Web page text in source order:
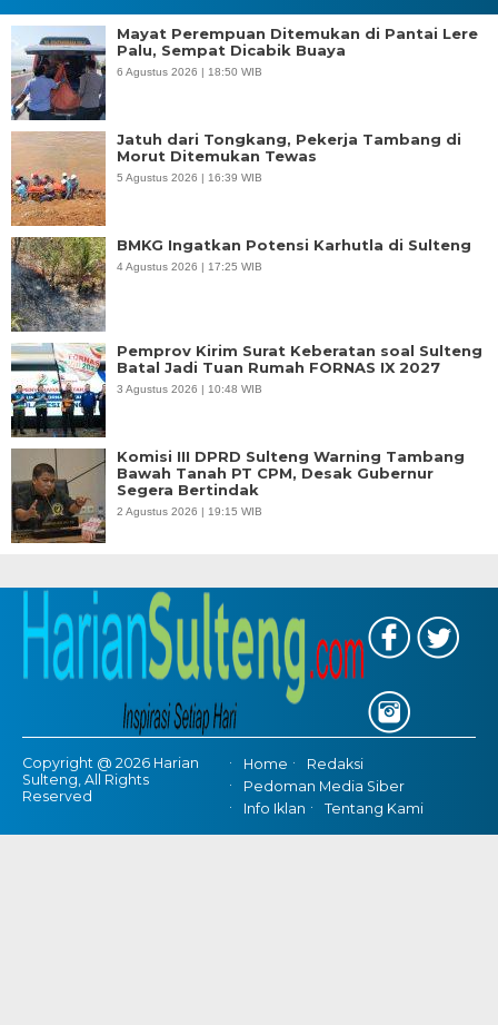
Mayat Perempuan Ditemukan di Pantai Lere
Palu, Sempat Dicabik Buaya
6 Agustus 2026 | 18:50 WIB
Jatuh dari Tongkang, Pekerja Tambang di
Morut Ditemukan Tewas
5 Agustus 2026 | 16:39 WIB
BMKG Ingatkan Potensi Karhutla di Sulteng
4 Agustus 2026 | 17:25 WIB
Pemprov Kirim Surat Keberatan soal Sulteng
Batal Jadi Tuan Rumah FORNAS IX 2027
3 Agustus 2026 | 10:48 WIB
Komisi III DPRD Sulteng Warning Tambang
Bawah Tanah PT CPM, Desak Gubernur
Segera Bertindak
2 Agustus 2026 | 19:15 WIB
Copyright @ 2026 Harian
Sulteng, All Rights
Reserved
Home
Redaksi
Pedoman Media Siber
Info Iklan
Tentang Kami